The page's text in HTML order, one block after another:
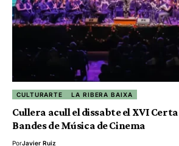
CULTURARTE LA RIBERA BAIXA
Cullera acull el dissabte el XVI
Bandes de Música de Cinema
PorJavier Ruiz